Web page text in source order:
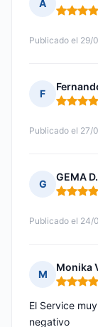
A
Nota: 5
Publicado el 29/
F
Nota: 5
Publicado el 27/
G
GEMA D.
Nota: 5
Publicado el 24/
M
Monika
Nota: 5
El Service
negativo